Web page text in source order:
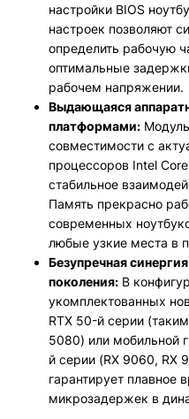
настройки BIOS
настроек позволяют
определить рабочую
оптимальные
рабочем напряжении.
Выдающаяся
платформами:
совместимости с
процессоров Intel
стабильное
Память прекрасно
современных
любые узкие места в
Безупречная
поколения: В
укомплектованных
RTX 50-й серии
5080) или мобильной
й серии (RX 9060, RX
гарантирует плавное
микрозадержек в